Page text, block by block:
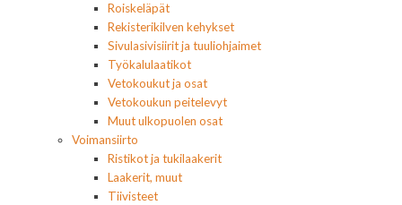
Roiskeläpät
Rekisterikilven kehykset
Sivulasivisiirit ja tuuliohjaimet
Työkalulaatikot
Vetokoukut ja osat
Vetokoukun peitelevyt
Muut ulkopuolen osat
Voimansiirto
Ristikot ja tukilaakerit
Laakerit, muut
Tiivisteet